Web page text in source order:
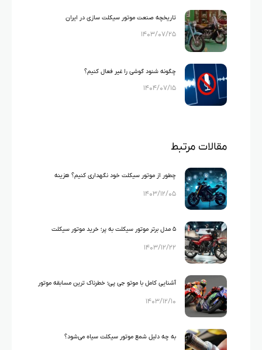
تاریخچه صنعت موتور سیکلت سازی در ایران
۱۴۰۳/۰۷/۲۵
چگونه شنود گوشی را غیر فعال کنیم؟
۱۴۰۴/۰۷/۱۵
مقالات مرتبط
چطور از موتور سیکلت خود نگهداری کنیم؟ هزینه
نگهداری موتور سیکلت
۱۴۰۳/۱۲/۰۵
۵ مدل برتر موتور سیکلت به پر؛ خرید موتور سیکلت
قسطی
۱۴۰۳/۱۲/۲۲
آشنایی کامل با موتو جی پی؛ خطرناک ترین مسابقه موتور
سواری
۱۴۰۳/۱۲/۱۰
به چه دلیل شمع موتور سیکلت سیاه می‌شود؟